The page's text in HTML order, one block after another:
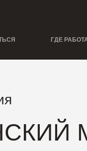
ГДЕ